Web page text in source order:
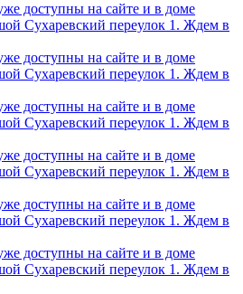
на сайте и в доме
Сухаревский переулок 1. Ждем в
на сайте и в доме
Сухаревский переулок 1. Ждем в
на сайте и в доме
Сухаревский переулок 1. Ждем в
на сайте и в доме
Сухаревский переулок 1. Ждем в
на сайте и в доме
Сухаревский переулок 1. Ждем в
на сайте и в доме
Сухаревский переулок 1. Ждем в